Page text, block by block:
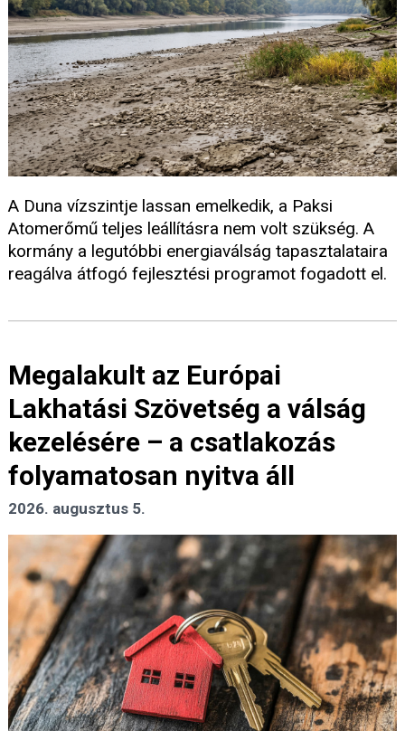
A Duna vízszintje lassan emelkedik, a Paksi
Atomerőmű teljes leállításra nem volt szükség. A
kormány a legutóbbi energiaválság tapasztalataira
reagálva átfogó fejlesztési programot fogadott el.
Megalakult az Európai
Lakhatási Szövetség a válság
kezelésére – a csatlakozás
folyamatosan nyitva áll
2026. augusztus 5.